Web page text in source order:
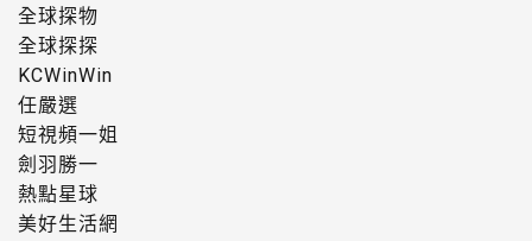
全球探物
全球探探
KCWinWin
任嚴選
短視頻一姐
劍羽勝一
熱點星球
美好生活網